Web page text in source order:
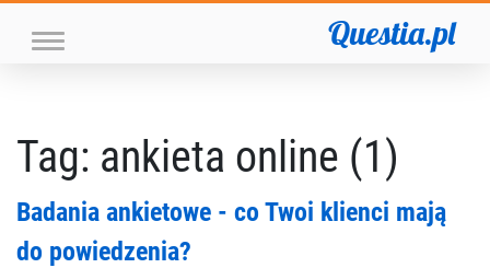
Questia.pl
Tag: ankieta online (1)
Badania ankietowe - co Twoi klienci mają
do powiedzenia?